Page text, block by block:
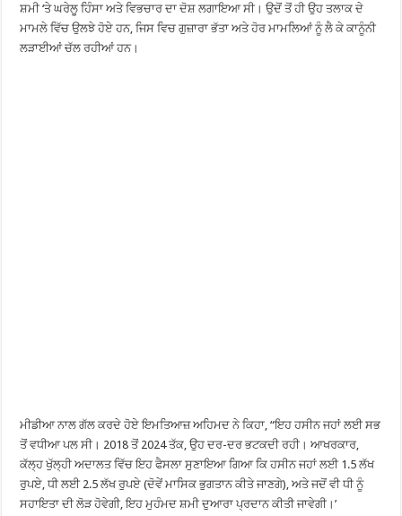
ਸ਼ਮੀ ‘ਤੇ ਘਰੇਲੂ ਹਿੰਸਾ ਅਤੇ ਵਿਭਚਾਰ ਦਾ ਦੋਸ਼ ਲਗਾਇਆ ਸੀ। ਉਦੋਂ ਤੋਂ ਹੀ ਉਹ ਤਲਾਕ ਦੇ
ਮਾਮਲੇ ਵਿੱਚ ਉਲਝੇ ਹੋਏ ਹਨ, ਜਿਸ ਵਿਚ ਗੁਜ਼ਾਰਾ ਭੱਤਾ ਅਤੇ ਹੋਰ ਮਾਮਲਿਆਂ ਨੂੰ ਲੈ ਕੇ ਕਾਨੂੰਨੀ
ਲੜਾਈਆਂ ਚੱਲ ਰਹੀਆਂ ਹਨ।
ਮੀਡੀਆ ਨਾਲ ਗੱਲ ਕਰਦੇ ਹੋਏ ਇਮਤਿਆਜ਼ ਅਹਿਮਦ ਨੇ ਕਿਹਾ, “ਇਹ ਹਸੀਨ ਜਹਾਂ ਲਈ ਸਭ
ਤੋਂ ਵਧੀਆ ਪਲ ਸੀ। 2018 ਤੋਂ 2024 ਤੱਕ, ਉਹ ਦਰ-ਦਰ ਭਟਕਦੀ ਰਹੀ। ਆਖਰਕਾਰ,
ਕੱਲ੍ਹ ਖੁੱਲ੍ਹੀ ਅਦਾਲਤ ਵਿੱਚ ਇਹ ਫੈਸਲਾ ਸੁਣਾਇਆ ਗਿਆ ਕਿ ਹਸੀਨ ਜਹਾਂ ਲਈ 1.5 ਲੱਖ
ਰੁਪਏ, ਧੀ ਲਈ 2.5 ਲੱਖ ਰੁਪਏ (ਦੋਵੇਂ ਮਾਸਿਕ ਭੁਗਤਾਨ ਕੀਤੇ ਜਾਣਗੇ), ਅਤੇ ਜਦੋਂ ਵੀ ਧੀ ਨੂੰ
ਸਹਾਇਤਾ ਦੀ ਲੋੜ ਹੋਵੇਗੀ, ਇਹ ਮੁਹੰਮਦ ਸ਼ਮੀ ਦੁਆਰਾ ਪ੍ਰਦਾਨ ਕੀਤੀ ਜਾਵੇਗੀ।’